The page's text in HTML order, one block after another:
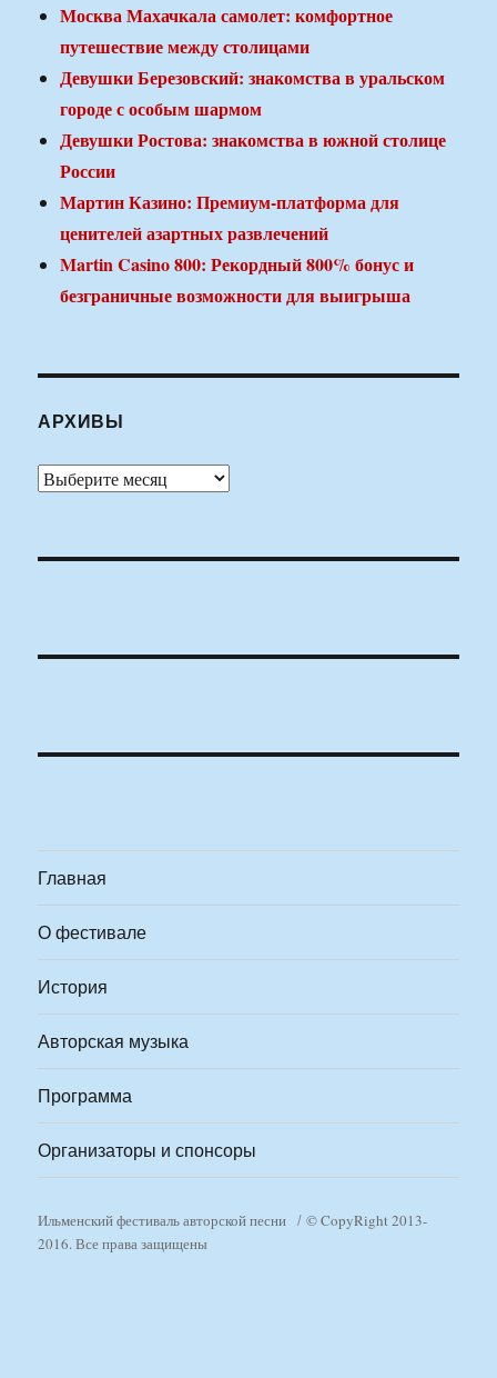
Москва Махачкала самолет: комфортное
путешествие между столицами
Девушки Березовский: знакомства в уральском
городе с особым шармом
Девушки Ростова: знакомства в южной столице
России
Мартин Казино: Премиум-платформа для
ценителей азартных развлечений
Martin Casino 800: Рекордный 800% бонус и
безграничные возможности для выигрыша
АРХИВЫ
Архивы
Главная
О фестивале
История
Авторская музыка
Программа
Организаторы и спонсоры
Ильменский фестиваль авторской песни
© CopyRight 2013-
2016. Все права защищены